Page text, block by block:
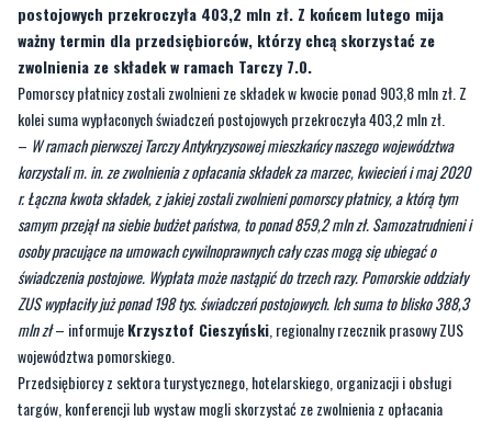
Pomorscy płatnicy zostali zwolnieni ze składek w kwocie ponad 903,8 mln zł. Z
kolei suma wypłaconych świadczeń postojowych przekroczyła 403,2 mln zł.
–W ramach pierwszej Tarczy Antykryzysowej mieszkańcy naszego województwa
korzystali m. in. ze zwolnienia z opłacania składek za marzec, kwiecień i maj 2020
r. Łączna kwota składek, z jakiej zostali zwolnieni pomorscy płatnicy, a którą tym
samym przejął na siebie budżet państwa, to ponad 859,2 mln zł. Samozatrudnieni i
osoby pracujące na umowach cywilnoprawnych cały czas mogą się ubiegać o
świadczenia postojowe. Wypłata może nastąpić do trzech razy. Pomorskie oddziały
ZUS wypłaciły już ponad 198 tys. świadczeń postojowych. Ich suma to blisko 388,3
mln zł– informujeKrzysztof Cieszyński, regionalny rzecznik prasowy ZUS
województwa pomorskiego.
Przedsiębiorcy z sektora turystycznego, hotelarskiego, organizacji i obsługi
targów, konferencji lub wystaw mogli skorzystać ze zwolnienia z opłacania
składek za lipiec, sierpień i wrzesień 2020 roku. Chodzi o tak zwaną Tarczę
Antykryzysową 5.0, nazywaną też Tarczą Turystyczną.
–Kwota składek umorzonych z tego tytułu na Pomorzu to blisko 4,5 mln zł. Dzięki